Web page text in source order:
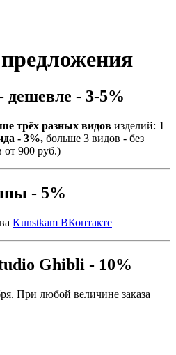
- 3-5%
трёх разных видов изделий: 1
- 3%, больше 3 видов - без
от 900 руб.)
- 5%
Kunstkam ВКонтакте
Ghibli - 10%
При любой величине заказа